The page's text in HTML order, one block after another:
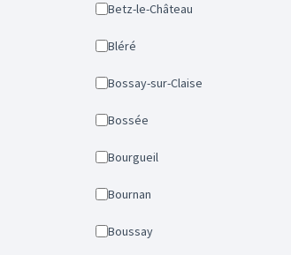
Betz-le-Château
Bléré
Bossay-sur-Claise
Bossée
Bourgueil
Bournan
Boussay